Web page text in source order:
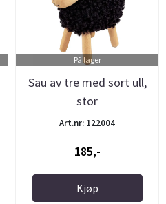
På lager
Sau av tre med sort ull,
stor
Art.nr: 122004
185,-
Kjøp